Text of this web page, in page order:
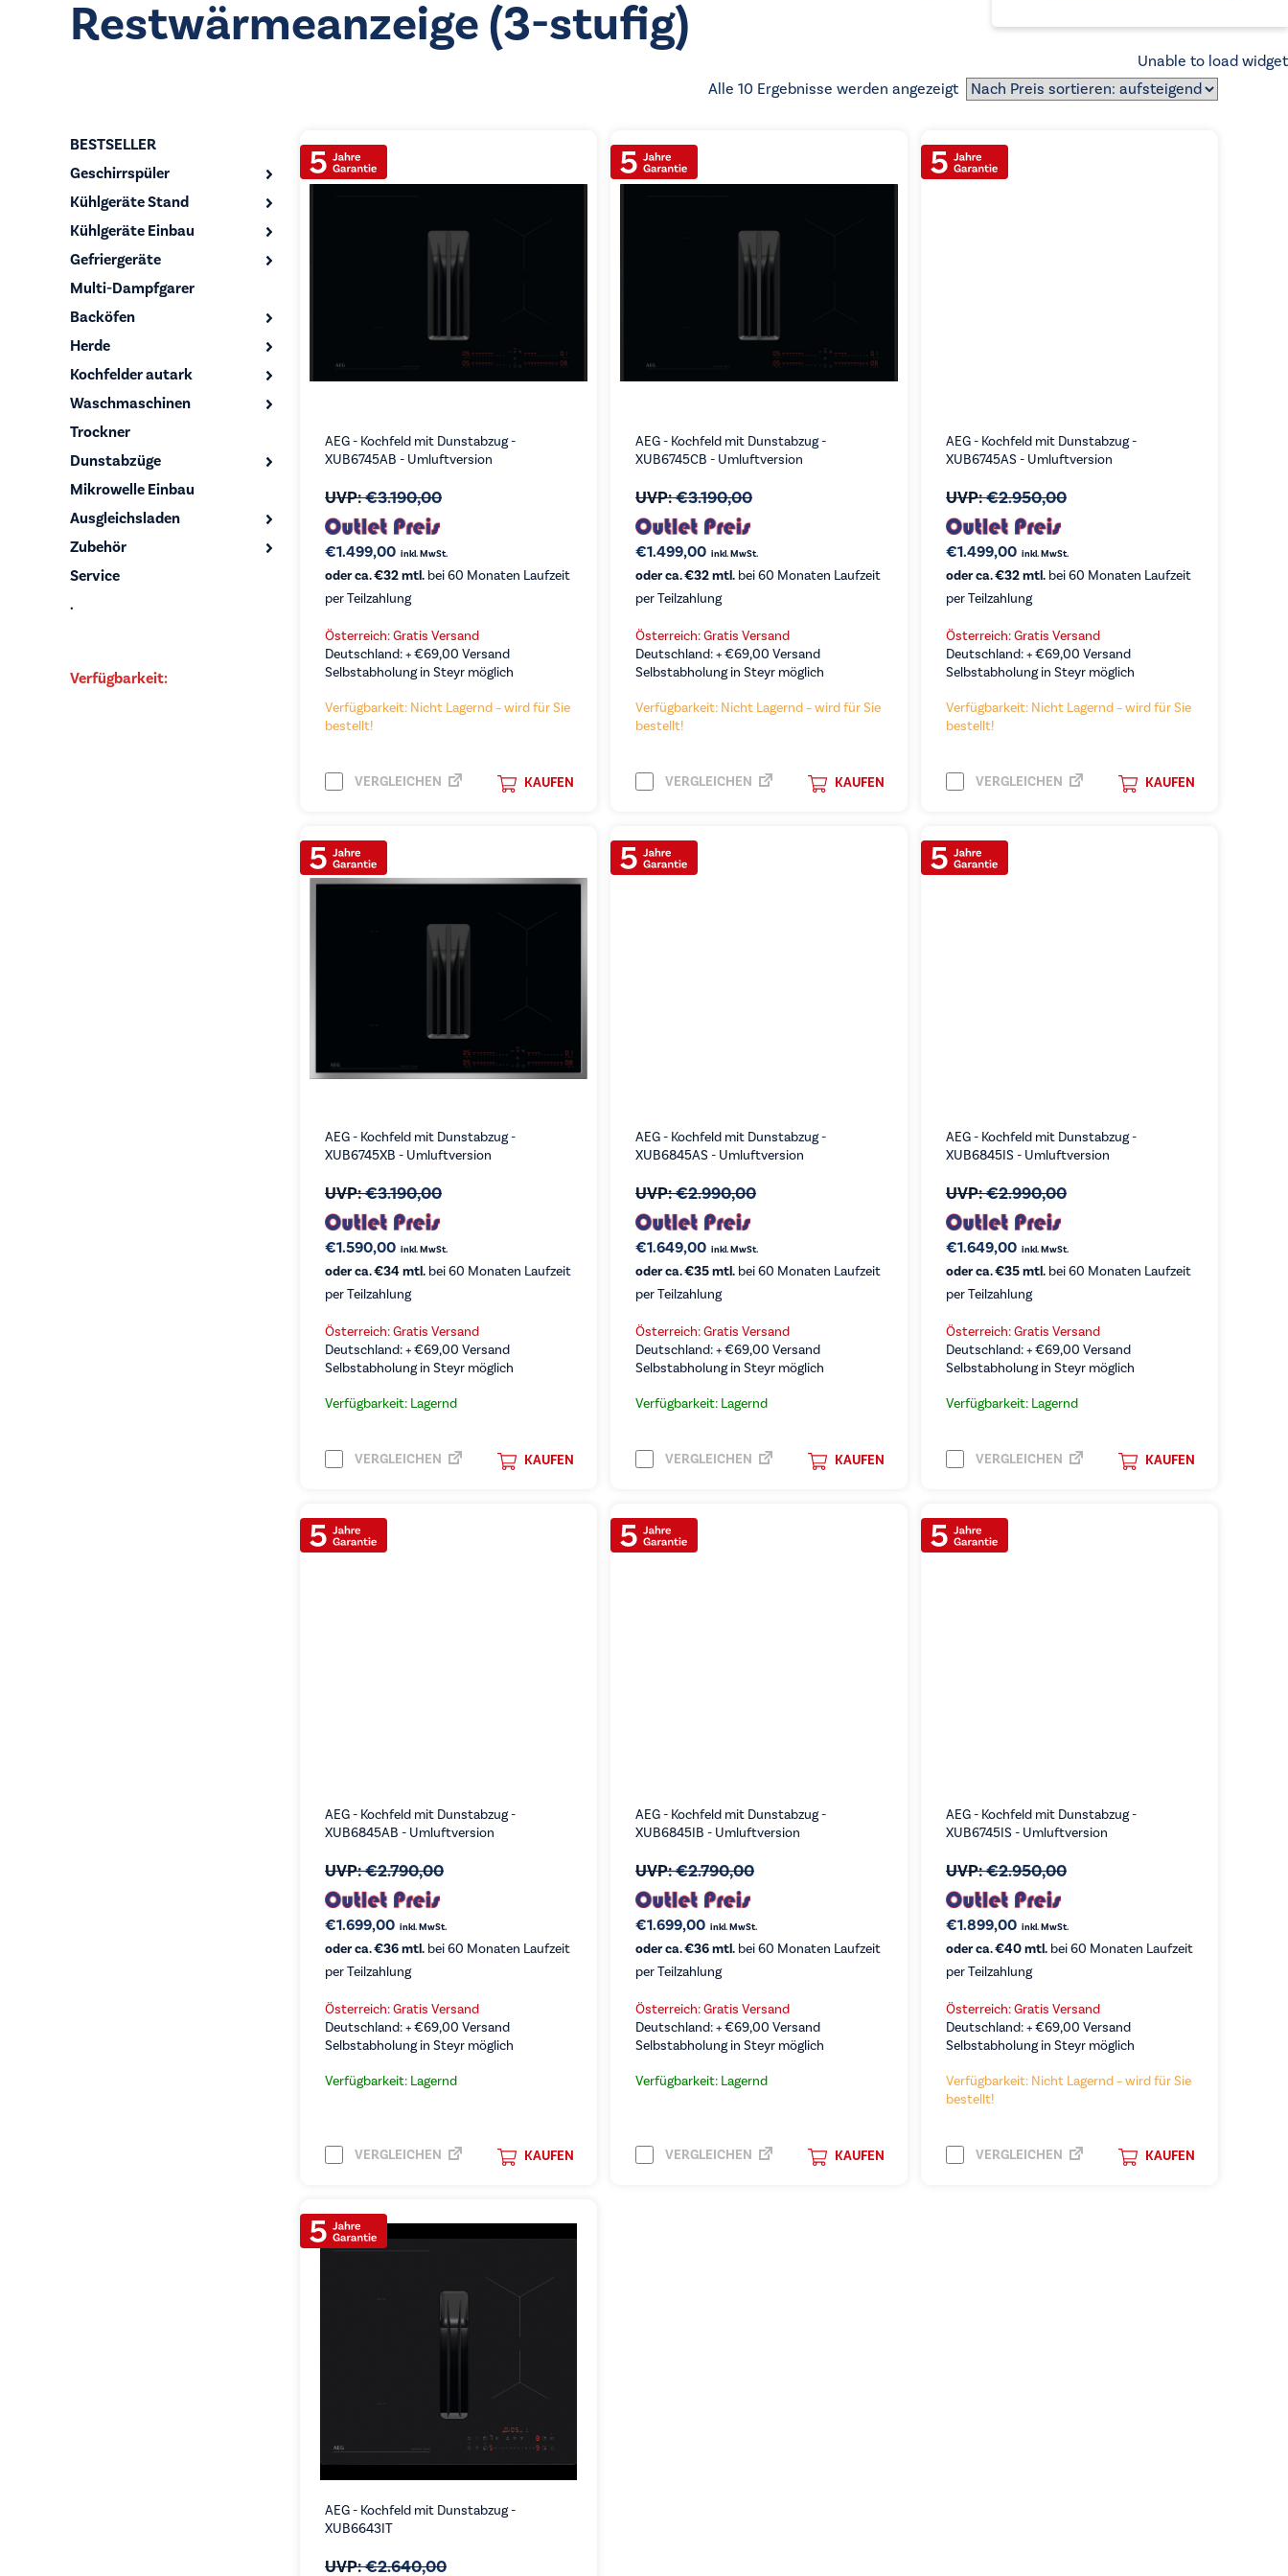
Restwärmeanzeige (3-stufig)
Alle 10 Ergebnisse werden angezeigtNach
aufsteigend
BESTSELLER
Geschirrspüler
Kühlgeräte Stand
Kühlgeräte Einbau
Gefriergeräte
Multi-Dampfgarer
Backöfen
Herde
Kochfelder autark
Waschmaschinen
Trockner
Dunstabzüge
Mikrowelle Einbau
Ausgleichsladen
Zubehör
Service
.
Verfügbarkeit:
AEG - Kochfeld mit Dunstabzug -
XUB6745AB - Umluftversion
UVP:€3.190,00
€1.499,00 inkl. MwSt.
oder ca. €32 mtl. bei 60 Monaten Laufzeit
per Teilzahlung
Österreich: Gratis Versand
Deutschland: +€69,00 Versand
Selbstabholung in Steyr möglich
Verfügbarkeit: Nicht Lagernd – wird für Sie
bestellt!
KAUFEN
VERGLEICHEN
AEG - Kochfeld mit Dunstabzug -
XUB6745CB - Umluftversion
UVP:€3.190,00
€1.499,00 inkl. MwSt.
oder ca. €32 mtl.bei 60 Monaten Laufzeit
per Teilzahlung
Österreich: Gratis Versand
Deutschland: +€69,00 Versand
Selbstabholung in Steyr möglich
Verfügbarkeit: Nicht Lagernd – wird für Sie
bestellt!
KAUFEN
VERGLEICHEN
AEG - Kochfeld mit Dunstabzug -
XUB6745AS - Umluftversion
UVP:€2.950,00
€1.499,00 inkl. MwSt.
oder ca. €32 mtl.bei 60 Monaten Laufzeit
per Teilzahlung
Österreich: Gratis Versand
Deutschland: +€69,00 Versand
Selbstabholung in Steyr möglich
Verfügbarkeit: Nicht Lagernd – wird für Sie
bestellt!
KAUFEN
VERGLEICHEN
AEG - Kochfeld mit Dunstabzug -
XUB6745XB - Umluftversion
UVP:€3.190,00
€1.590,00 inkl. MwSt.
oder ca. €34 mtl. bei 60 Monaten Laufzeit
per Teilzahlung
Österreich: Gratis Versand
Deutschland: +€69,00 Versand
Selbstabholung in Steyr möglich
Verfügbarkeit: Lagernd
KAUFEN
VERGLEICHEN
AEG - Kochfeld mit Dunstabzug -
XUB6845AS - Umluftversion
UVP:€2.990,00
€1.649,00 inkl. MwSt.
oder ca. €35 mtl.bei 60 Monaten Laufzeit
per Teilzahlung
Österreich: Gratis Versand
Deutschland: +€69,00 Versand
Selbstabholung in Steyr möglich
Verfügbarkeit: Lagernd
KAUFEN
VERGLEICHEN
AEG - Kochfeld mit Dunstabzug -
XUB6845IS - Umluftversion
UVP:€2.990,00
€1.649,00 inkl. MwSt.
oder ca. €35 mtl.bei 60 Monaten Laufzeit
per Teilzahlung
Österreich: Gratis Versand
Deutschland: +€69,00 Versand
Selbstabholung in Steyr möglich
Verfügbarkeit: Lagernd
KAUFEN
VERGLEICHEN
AEG - Kochfeld mit Dunstabzug -
XUB6845AB - Umluftversion
UVP:€2.790,00
€1.699,00 inkl. MwSt.
oder ca. €36 mtl. bei 60 Monaten Laufzeit
per Teilzahlung
Österreich: Gratis Versand
Deutschland: +€69,00 Versand
Selbstabholung in Steyr möglich
Verfügbarkeit: Lagernd
KAUFEN
VERGLEICHEN
AEG - Kochfeld mit Dunstabzug -
XUB6845IB - Umluftversion
UVP:€2.790,00
€1.699,00 inkl. MwSt.
oder ca. €36 mtl.bei 60 Monaten Laufzeit
per Teilzahlung
Österreich: Gratis Versand
Deutschland: +€69,00 Versand
Selbstabholung in Steyr möglich
Verfügbarkeit: Lagernd
KAUFEN
VERGLEICHEN
AEG - Kochfeld mit Dunstabzug -
XUB6745IS - Umluftversion
UVP:€2.950,00
€1.899,00 inkl. MwSt.
oder ca. €40 mtl.bei 60 Monaten Laufzeit
per Teilzahlung
Österreich: Gratis Versand
Deutschland: +€69,00 Versand
Selbstabholung in Steyr möglich
Verfügbarkeit: Nicht Lagernd – wird für Sie
bestellt!
KAUFEN
VERGLEICHEN
AEG - Kochfeld mit Dunstabzug -
XUB6643IT
UVP:€2.640,00
Unable to load widget